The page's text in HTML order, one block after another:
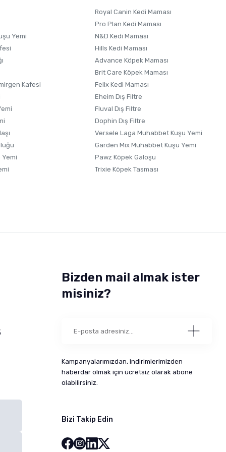
Yemi
Kafesi
Royal Canin Kedi Maması
Pro Plan Kedi Maması
N&D Kedi Maması
Hills Kedi Maması
Advance Köpek Maması
Brit Care Köpek Maması
Felix Kedi Maması
Eheim Dış Filtre
Fluval Dış Filtre
Dophin Dış Filtre
Versele Laga Muhabbet Kuşu Yemi
Garden Mix Muhabbet Kuşu Yemi
Pawz Köpek Galoşu
Trixie Köpek Tasması
Bizden mail almak ister
misiniz?
Kampanyalarımızdan, indirimlerimizden
haberdar olmak için ücretsiz olarak abone
olabilirsiniz.
Bizi Takip Edin